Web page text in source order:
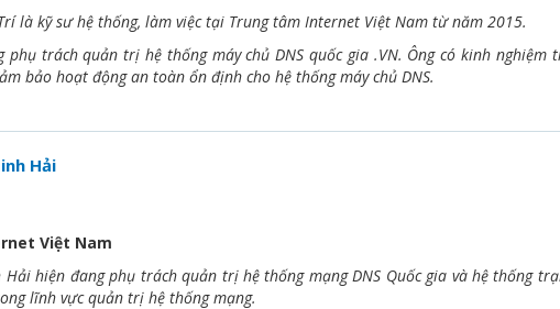
là kỹ sư hệ thống, làm việc tại Trung tâm Internet Việt Nam từ năm 2015.
phụ trách quản trị hệ thống máy chủ DNS quốc gia .VN. Ông có kinh nghiệm
bảo hoạt động an toàn ổn định cho hệ thống máy chủ DNS.
Hải
Việt Nam
Hải hiện đang phụ trách quản trị hệ thống mạng DNS Quốc gia và hệ thống
lĩnh vực quản trị hệ thống mạng.